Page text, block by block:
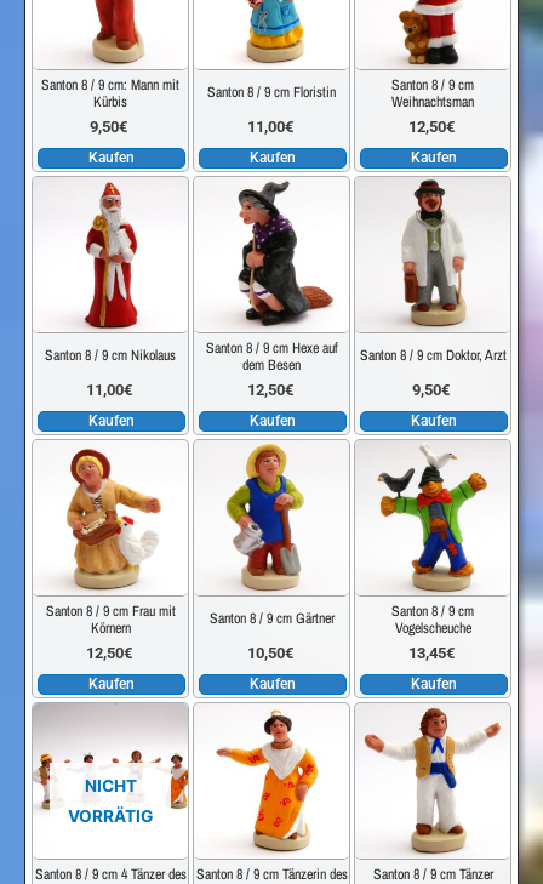
Santon 8 / 9 cm: Mann mit
Kürbis
9,50€
Kaufen
Santon 8 / 9 cm Floristin
11,00€
Kaufen
Santon 8 / 9 cm
Weihnachtsman
12,50€
Kaufen
Santon 8 / 9 cm Nikolaus
11,00€
Kaufen
Santon 8 / 9 cm Hexe auf
dem Besen
12,50€
Kaufen
Santon 8 / 9 cm Doktor, Arzt
9,50€
Kaufen
Santon 8 / 9 cm Frau mit
Körnern
12,50€
Kaufen
Santon 8 / 9 cm Gärtner
10,50€
Kaufen
Santon 8 / 9 cm
Vogelscheuche
13,45€
Kaufen
NICHT
VORRÄTIG
Santon 8 / 9 cm 4 Tänzer des Santon 8 / 9 cm Tänzerin des
Santon 8 / 9 cm Tänzer